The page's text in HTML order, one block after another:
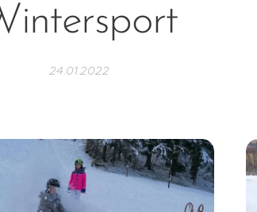
24.01.2022